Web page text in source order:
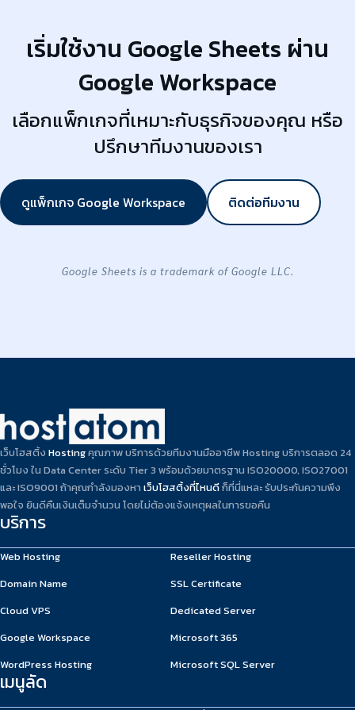
เริ่มใช้งาน Google Sheets ผ่าน
Google Workspace
เลือกแพ็กเกจที่เหมาะกับธุรกิจของคุณ หรือ
ปรึกษาทีมงานของเรา
ดูแพ็กเกจ Google Workspace ติดต่อทีมงาน
Google Sheets is a trademark of Google LLC.
เว็บโฮสติ้ง Hostingคุณภาพ บริการด้วยทีมงานมืออาชีพ Hosting บริการตลอด 24
ชั่วโมง ใน Data Center ระดับ Tier 3 พร้อมด้วยมาตรฐาน ISO20000, ISO27001
และ ISO9001 ถ้าคุณกำลังมองหา เว็บโฮสติ้งที่ไหนดีก็ที่นี่แหละ รับประกันความพึง
พอใจ ยินดีคืนเงินเต็มจำนวน โดยไม่ต้องแจ้งเหตุผลในการขอคืน
บริการ
Web Hosting
Domain Name
Cloud VPS
Google Workspace
WordPress Hosting
Reseller Hosting
SSL Certificate
Dedicated Server
Microsoft 365
Microsoft SQL Server
เมนูลัด